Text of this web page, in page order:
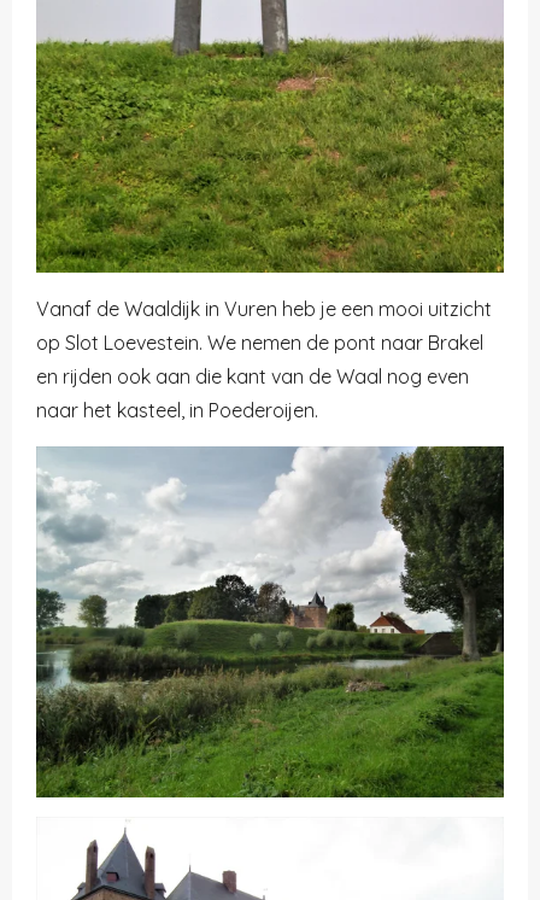
Vanaf de Waaldijk in Vuren heb je een mooi uitzicht
op Slot Loevestein. We nemen de pont naar Brakel
en rijden ook aan die kant van de Waal nog even
naar het kasteel, in Poederoijen.